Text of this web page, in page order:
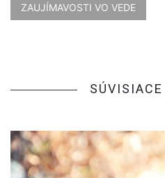
ZAUJÍMAVOSTI VO VEDE